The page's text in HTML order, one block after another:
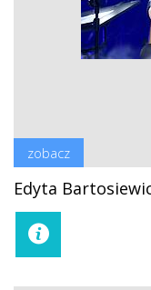
zobacz
Edyta